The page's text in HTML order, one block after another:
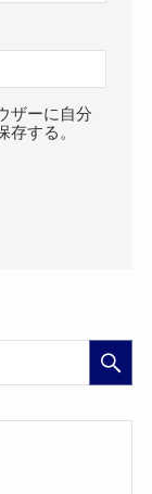
ザーに自分
する。